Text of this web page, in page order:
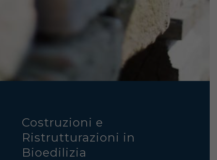
Costruzioni e
Ristrutturazioni in
Bioedilizia